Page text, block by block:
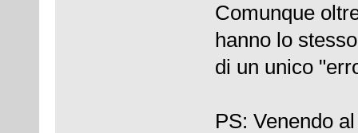
Comunque
hanno lo
di un unico
PS: Venendo